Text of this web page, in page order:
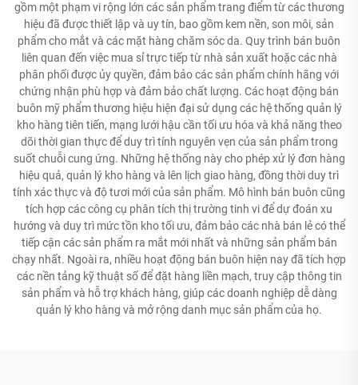
gồm một phạm vi rộng lớn các sản phẩm trang điểm từ các thương
hiệu đã được thiết lập và uy tín, bao gồm kem nền, son môi, sản
phẩm cho mắt và các mặt hàng chăm sóc da. Quy trình bán buôn
liên quan đến việc mua sỉ trực tiếp từ nhà sản xuất hoặc các nhà
phân phối được ủy quyền, đảm bảo các sản phẩm chính hãng với
chứng nhận phù hợp và đảm bảo chất lượng. Các hoạt động bán
buôn mỹ phẩm thương hiệu hiện đại sử dụng các hệ thống quản lý
kho hàng tiên tiến, mạng lưới hậu cần tối ưu hóa và khả năng theo
dõi thời gian thực để duy trì tính nguyên vẹn của sản phẩm trong
suốt chuỗi cung ứng. Những hệ thống này cho phép xử lý đơn hàng
hiệu quả, quản lý kho hàng và lên lịch giao hàng, đồng thời duy trì
tính xác thực và độ tươi mới của sản phẩm. Mô hình bán buôn cũng
tích hợp các công cụ phân tích thị trường tinh vi để dự đoán xu
hướng và duy trì mức tồn kho tối ưu, đảm bảo các nhà bán lẻ có thể
tiếp cận các sản phẩm ra mắt mới nhất và những sản phẩm bán
chạy nhất. Ngoài ra, nhiều hoạt động bán buôn hiện nay đã tích hợp
các nền tảng kỹ thuật số để đặt hàng liền mạch, truy cập thông tin
sản phẩm và hỗ trợ khách hàng, giúp các doanh nghiệp dễ dàng
quản lý kho hàng và mở rộng danh mục sản phẩm của họ.